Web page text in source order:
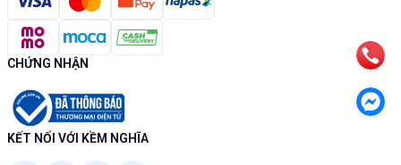
CHỨNG NHẬN
KẾT NỐI VỚI KỀM NGHĨA